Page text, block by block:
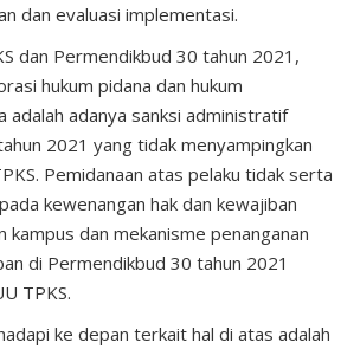
dan evaluasi implementasi.
dan Permendikbud 30 tahun 2021,
hukum pidana dan hukum
adalah adanya sanksi administratif
2021 yang tidak menyampingkan
Pemidanaan atas pelaku tidak serta
kewenangan hak dan kewajiban
kampus dan mekanisme penanganan
di Permendikbud 30 tahun 2021
TPKS.
ke depan terkait hal di atas adalah